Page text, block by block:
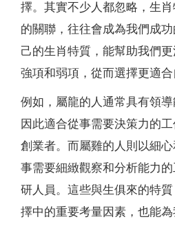
擇。其實不少人都忽略，生
的關聯，往往會成為我們成
己的生肖特質，能幫助我們
強項和弱項，從而選擇更適合
例如，屬龍的人通常具有領導
因此適合從事需要決策力的
創業者。而屬雞的人則以細
事需要細緻觀察和分析能力
研人員。這些與生俱來的特
擇中的重要考量因素，也能